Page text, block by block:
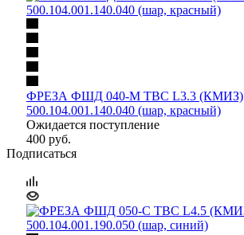
ФРЕЗА ФШД 040-М ТВС L3.3 (КМИЗ)
500.104.001.140.040 (шар, красный)
Ожидается поступление
400 руб.
Подписаться